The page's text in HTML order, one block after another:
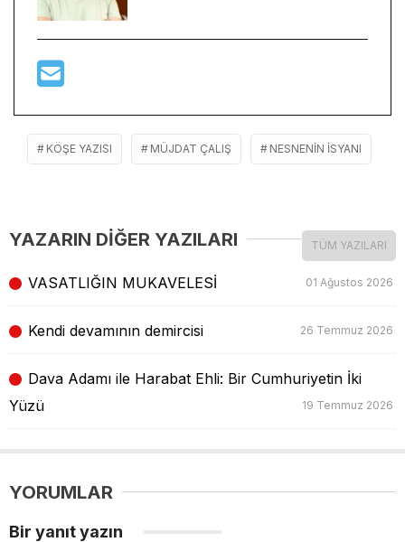
KÖŞE YAZISI MÜJDAT ÇALIŞ NESNENIN İSYANI
YAZARIN DİĞER YAZILARI TÜM YAZILARI
VASATLIĞIN MUKAVELESİ 01 Ağustos 2026
Kendi devamının demircisi 26 Temmuz 2026
Dava Adamı ile Harabat Ehli: Bir Cumhuriyetin İki
Yüzü
19 Temmuz 2026
YORUMLAR
Bir yanıt yazın